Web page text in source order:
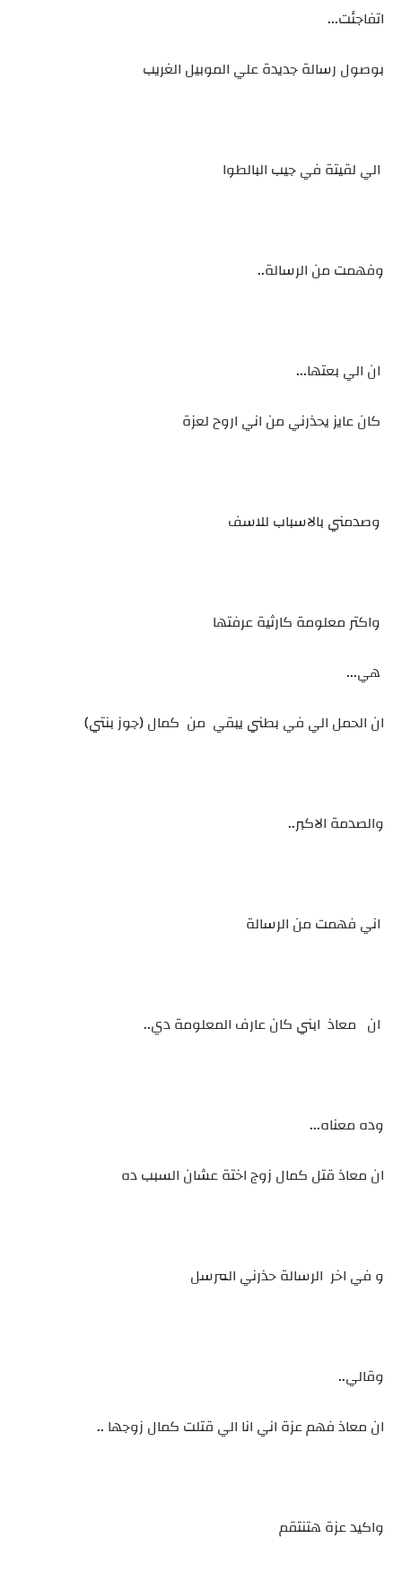
اتفاجئت...
بوصول رسالة جديدة علي الموبيل الغريب
الي لقيتة في جيب البالطوا
وفهمت من الرسالة..
ان الي بعتها...
كان عايز يحذرني من اني اروح لعزة
وصدمني بالاسباب للاسف
واكتر معلومة كارثية عرفتها
هي...
ان الحمل الي في بطني يبقي من كمال (جوز بنتي)
والصدمة الاكبر..
اني فهمت من الرسالة
ان معاذ ابني كان عارف المعلومة دي..
وده معناه...
ان معاذ قتل كمال زوج اختة عشان السبب ده
و في اخر الرسالة حذرني المرسل
وقالي..
ان معاذ فهم عزة اني انا الي قتلت كمال زوجها ..
واكيد عزة هتنتقم